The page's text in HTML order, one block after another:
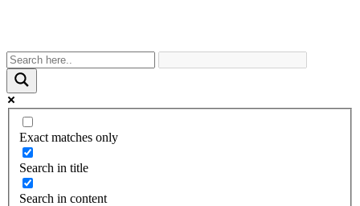
Exact matches only
Search in title
Search in content